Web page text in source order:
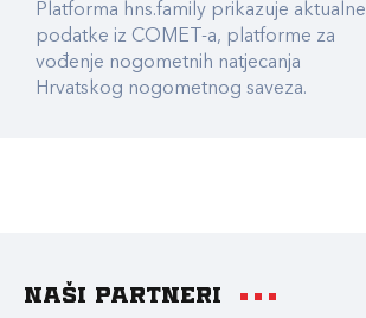
Platforma hns.family prikazuje aktualne
podatke iz COMET-a, platforme za
vođenje nogometnih natjecanja
Hrvatskog nogometnog saveza.
Naši partneri